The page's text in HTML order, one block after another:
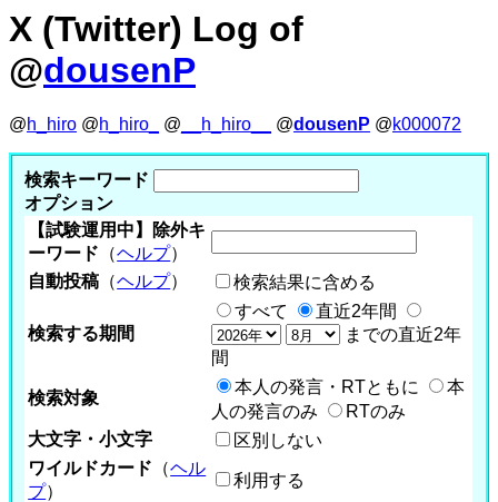
X (Twitter) Log of
@dousenP
@h_hiro @h_hiro_ @ __h_hiro__ @dousenP @k000072
検索キーワード
オプション
【試験運用中】除外キ
ーワード （ヘルプ）
自動投稿 （ヘルプ） 検索結果に含める
検索する期間
すべて
直近2年間
までの直近2年
間
検索対象
本人の発言・RTともに
本
人の発言のみ
RTのみ
大文字・小文字
区別しない
ワイルドカード （ヘル
プ）
利用する